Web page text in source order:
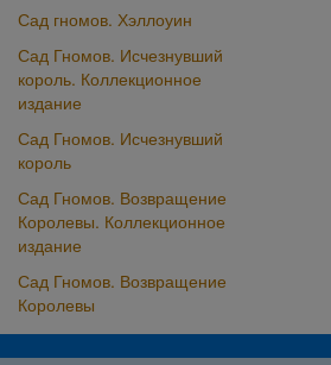
Сад гномов. Хэллоуин
Сад Гномов. Исчезнувший
король. Коллекционное
издание
Сад Гномов. Исчезнувший
король
Сад Гномов. Возвращение
Королевы. Коллекционное
издание
Сад Гномов. Возвращение
Королевы